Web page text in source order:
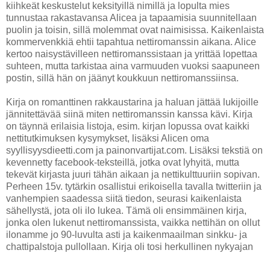
kiihkeät keskustelut keksityillä nimillä ja lopulta mies
tunnustaa rakastavansa Alicea ja tapaamisia suunnitellaan
puolin ja toisin, sillä molemmat ovat naimisissa. Kaikenlaista
kommervenkkiä ehtii tapahtua nettiromanssin aikana. Alice
kertoo naisystävilleen nettiromanssistaan ja yrittää lopettaa
suhteen, mutta tarkistaa aina varmuuden vuoksi saapuneen
postin, sillä hän on jäänyt koukkuun nettiromanssiinsa.
Kirja on romanttinen rakkaustarina ja haluan jättää lukijoille
jännitettävää siinä miten nettiromanssin kanssa kävi. Kirja
on täynnä erilaisia listoja, esim. kirjan lopussa ovat kaikki
nettitutkimuksen kysymykset, lisäksi Alicen oma
syyllisyysdieetti.com ja painonvartijat.com. Lisäksi tekstiä on
kevennetty facebook-teksteillä, jotka ovat lyhyitä, mutta
tekevät kirjasta juuri tähän aikaan ja nettikulttuuriin sopivan.
Perheen 15v. tytärkin osallistui erikoisella tavalla twitteriin ja
vanhempien saadessa siitä tiedon, seurasi kaikenlaista
sähellystä, jota oli ilo lukea. Tämä oli ensimmäinen kirja,
jonka olen lukenut nettiromanssista, vaikka nettihän on ollut
ilonamme jo 90-luvulta asti ja kaikenmaailman sinkku- ja
chattipalstoja pullollaan. Kirja oli tosi herkullinen nykyajan